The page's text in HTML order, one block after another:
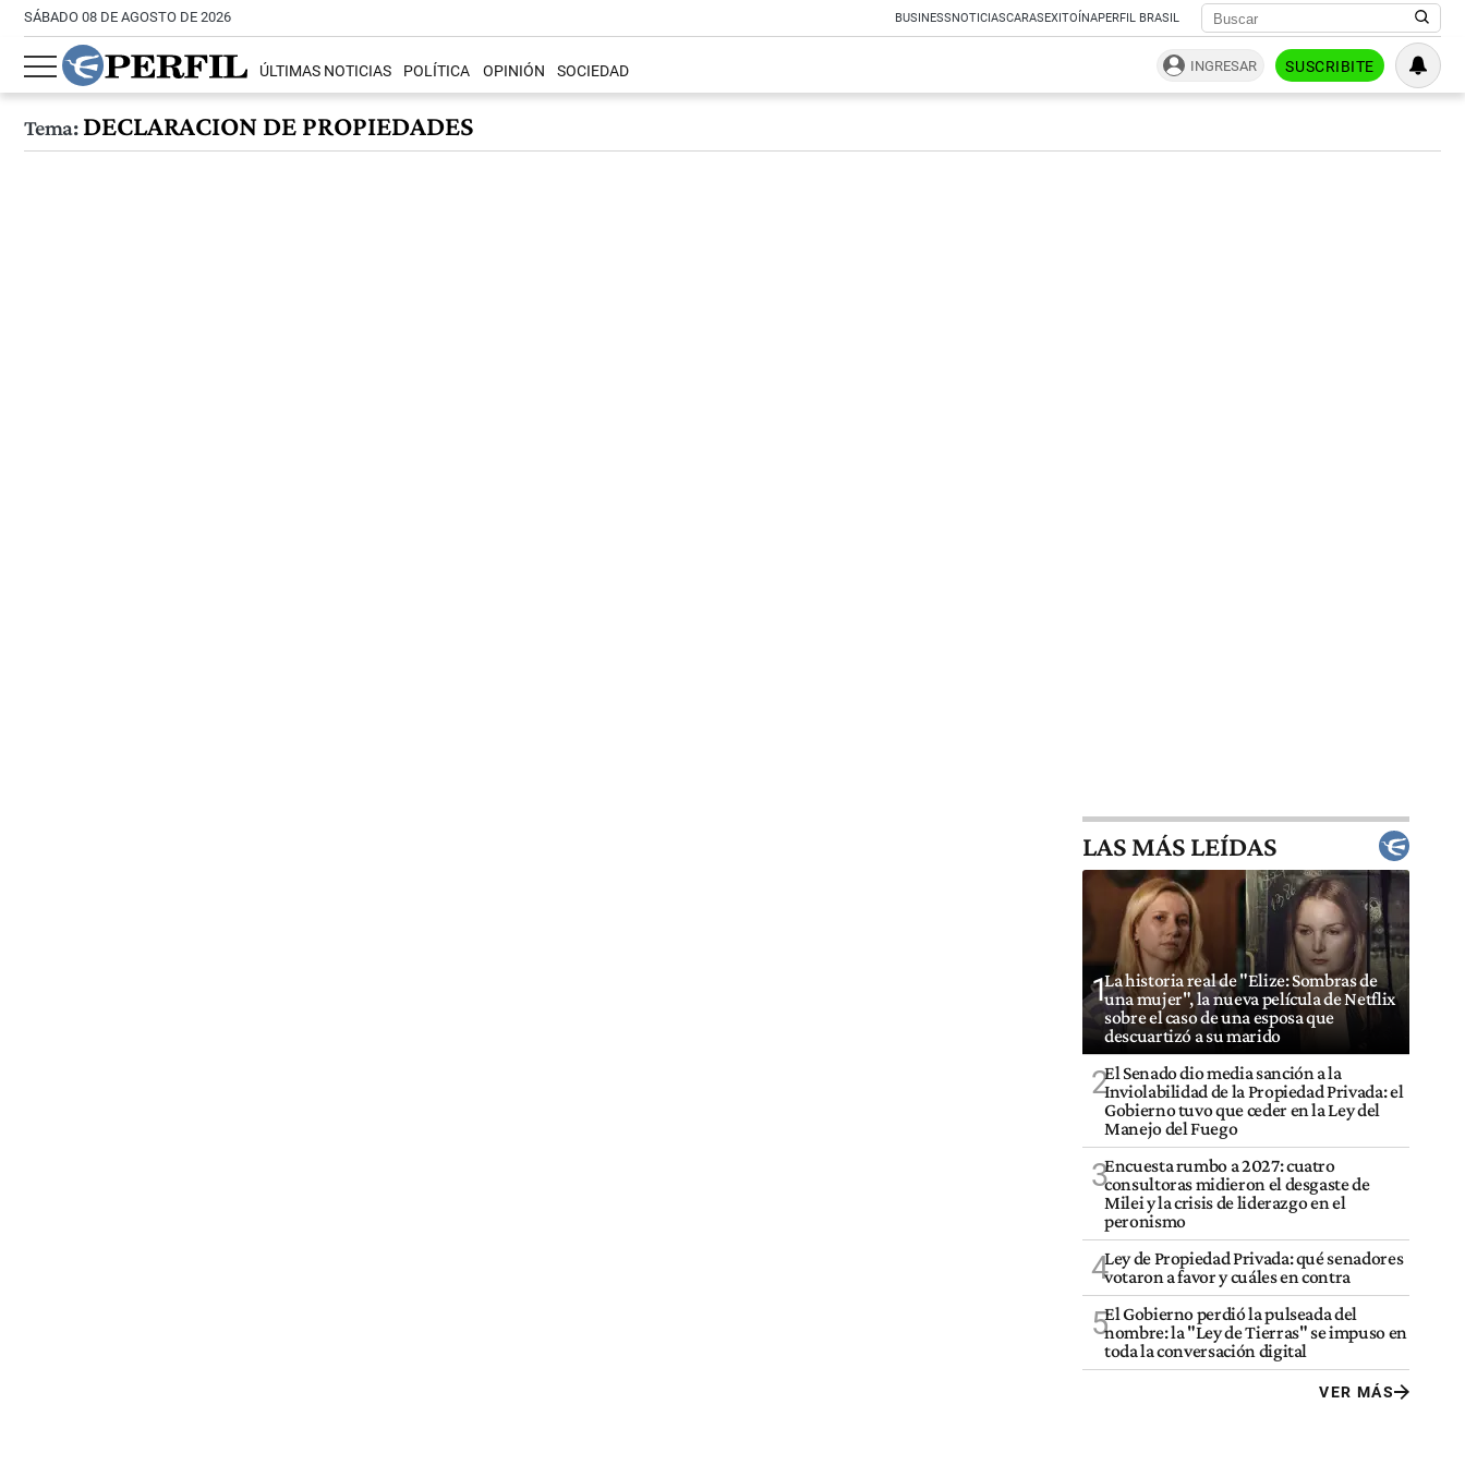
SÁBADO 08 DE AGOSTO DE 2026 BUSINESSNOTICIASCARASEXITOÍNAPERFIL BRASIL
ÚLTIMAS NOTICIAS POLÍTICA OPINIÓN SOCIEDAD INGRESAR SUSCRIBITE
Tema:DECLARACION DE PROPIEDADES
LAS MÁS LEÍDAS
1La historia real de "Elize: Sombras de
una mujer", la nueva película de Netflix
sobre el caso de una esposa que
descuartizó a su marido
2El Senado dio media sanción a la
Inviolabilidad de la Propiedad Privada: el
Gobierno tuvo que ceder en la Ley del
Manejo del Fuego
3Encuesta rumbo a 2027: cuatro
consultoras midieron el desgaste de
Milei y la crisis de liderazgo en el
peronismo
4Ley de Propiedad Privada: qué senadores
votaron a favor y cuáles en contra
5El Gobierno perdió la pulseada del
nombre: la "Ley de Tierras" se impuso en
toda la conversación digital
VER MÁS